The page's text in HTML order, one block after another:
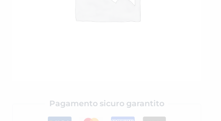
Pagamento sicuro garantito